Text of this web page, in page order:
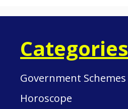
Categories
Government Schemes
Horoscope